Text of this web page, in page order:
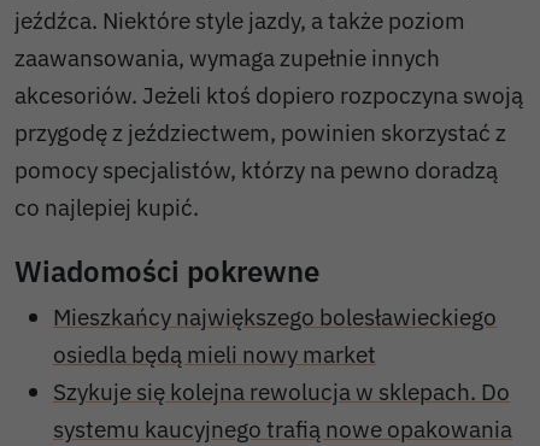
jeźdźca. Niektóre style jazdy, a także poziom
zaawansowania, wymaga zupełnie innych
akcesoriów. Jeżeli ktoś dopiero rozpoczyna swoją
przygodę z jeździectwem, powinien skorzystać z
pomocy specjalistów, którzy na pewno doradzą
co najlepiej kupić.
Wiadomości pokrewne
Mieszkańcy największego bolesławieckiego
osiedla będą mieli nowy market
Szykuje się kolejna rewolucja w sklepach. Do
systemu kaucyjnego trafią nowe opakowania